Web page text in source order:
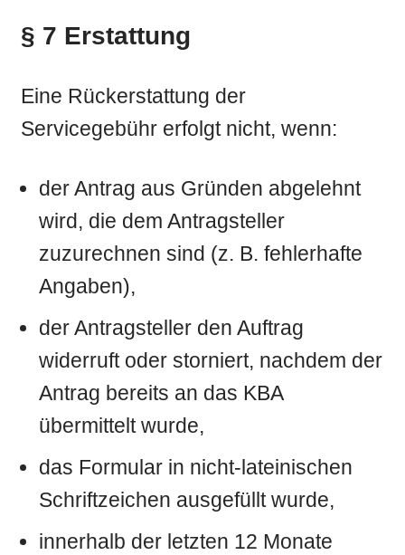
§ 7 Erstattung
Eine Rückerstattung der
Servicegebühr erfolgt nicht, wenn:
der Antrag aus Gründen abgelehnt
wird, die dem Antragsteller
zuzurechnen sind (z. B. fehlerhafte
Angaben),
der Antragsteller den Auftrag
widerruft oder storniert, nachdem der
Antrag bereits an das KBA
übermittelt wurde,
das Formular in nicht-lateinischen
Schriftzeichen ausgefüllt wurde,
innerhalb der letzten 12 Monate